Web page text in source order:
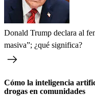
Donald Trump declara al
masiva”; ¿qué significa?
Cómo la inteligencia
drogas en comunidades